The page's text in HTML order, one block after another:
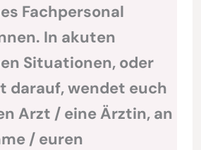
Fachpersonal
In akuten
Situationen, oder
darauf, wendet euch
Arzt / eine Ärztin, an
/ euren